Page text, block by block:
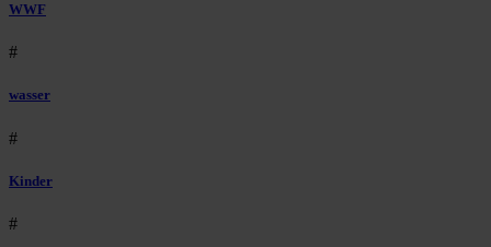
WWF
#
wasser
#
Kinder
#